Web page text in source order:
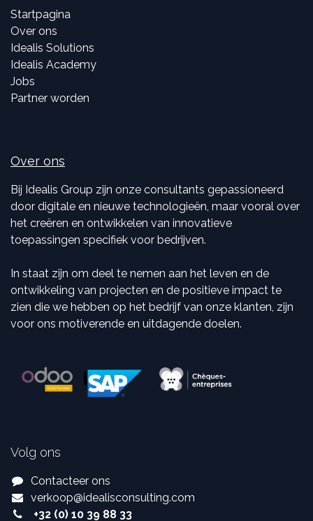
Startpagina
Over ons
Idealis Solutions
Idealis Academy
Jobs
Partner worden
Over ons
Bij Idealis Group zijn onze consultants gepassioneerd
door digitale en nieuwe technologieën, maar vooral over
het creëren en ontwikkelen van innovatieve
toepassingen specifiek voor bedrijven.
In staat zijn om deel te nemen aan het leven en de
ontwikkeling van projecten en de positieve impact te
zien die we hebben op het bedrijf van onze klanten, zijn
voor ons motiverende en uitdagende doelen.
Volg ons
Contacteer ons
verkoop@idealisconsulting.com
+32 (0) 10 39 88 33